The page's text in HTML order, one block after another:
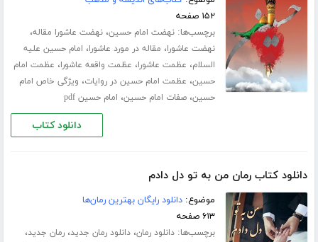
۱۵۲ صفحه
برچسب‌ها:نهضت امام حسین،نهضت عاشورا مقاله،
نهضت عاشورا، مقاله در مورد عاشورا، امام حسین علیه
السلام، عظمت عاشورا، عظمت واقعه عاشورا، عظمت امام
حسین، عظمت امام حسین در روایات، ویژگی خاص امام
حسین،صفات امام حسین، امام حسین pdf
دانلود کتاب
دانلود کتاب رمان من به تو دل دادم
موضوع:دانلود رایگان بهترین رمان‌ها
۶۱۳ صفحه
برچسب‌ها:دانلود رمان،دانلود رمان جدید،رمان جدید،